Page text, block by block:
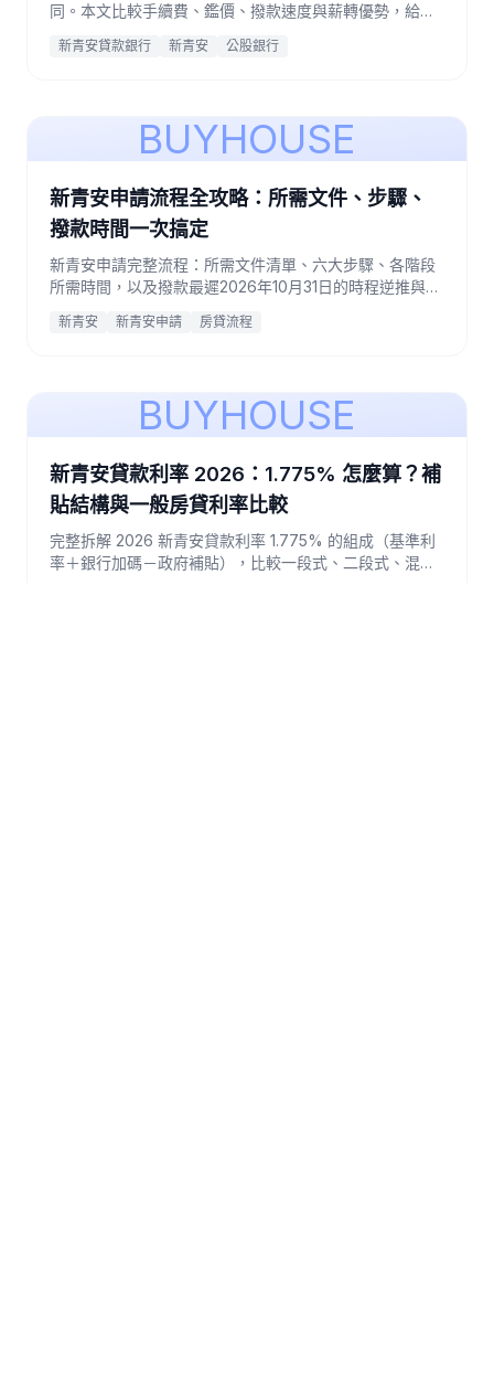
同。本文比較手續費、鑑價、撥款速度與薪轉優勢，給出
新青安貸款銀行 新青安 公股銀行
BUYHOUSE
新青安申請流程全攻略：所需文件、步驟、
撥款時間一次搞定
新青安申請完整流程：所需文件清單、六大步驟、各階段
所需時間，以及撥款最遲2026年10月31日的時程逆推與常
新青安 新青安申請 房貸流程
BUYHOUSE
新青安貸款利率 2026：1.775% 怎麼算？補
貼結構與一般房貸利率比較
完整拆解 2026 新青安貸款利率 1.775% 的組成（基準利
率＋銀行加碼－政府補貼），比較一段式、二段式、混合